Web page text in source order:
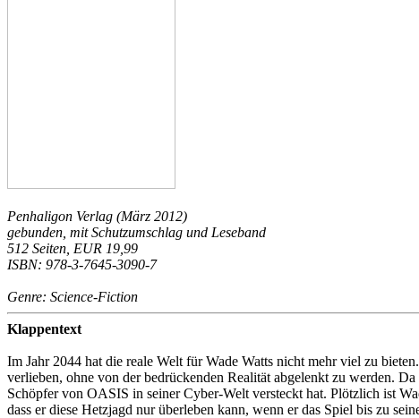
Penhaligon Verlag (März 2012)
gebunden, mit Schutzumschlag und Leseband
512 Seiten, EUR 19,99
ISBN: 978-3-7645-3090-7
Genre: Science-Fiction
Klappentext
Im Jahr 2044 hat die reale Welt für Wade Watts nicht mehr viel zu
verlieben, ohne von der bedrückenden Realität abgelenkt zu werden.
Schöpfer von OASIS in seiner Cyber-Welt versteckt hat. Plötzlich ist
dass er diese Hetzjagd nur überleben kann, wenn er das Spiel bis zu